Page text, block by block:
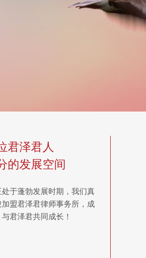
君泽君人
的发展空间
于蓬勃发展时期，我们真
盟君泽君律师事务所，成
君泽君共同成长！